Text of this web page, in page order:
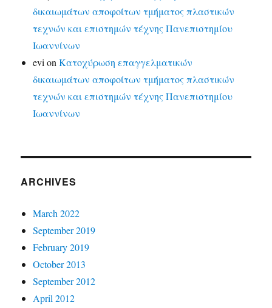
δικαιωμάτων αποφοίτων τμήματος πλαστικών
τεχνών και επιστημών τέχνης Πανεπιστημίου
Ιωαννίνων
evi onΚατοχύρωση επαγγελματικών
δικαιωμάτων αποφοίτων τμήματος πλαστικών
τεχνών και επιστημών τέχνης Πανεπιστημίου
Ιωαννίνων
ARCHIVES
March 2022
September 2019
February 2019
October 2013
September 2012
April 2012